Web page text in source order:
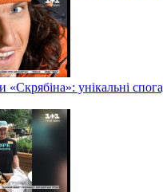
«Скрябіна»: унікальні